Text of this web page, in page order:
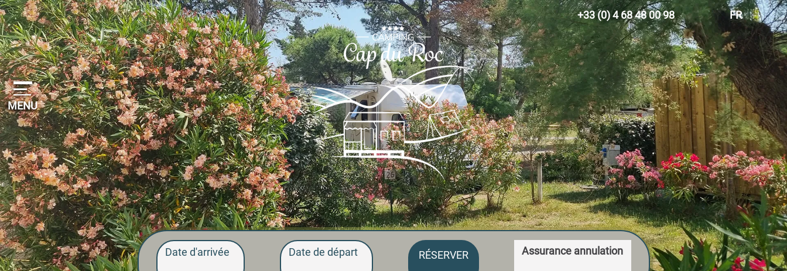
MENU
+33 (0) 4 68 48 00 98
FR
EN
ES
DE
NL
Date d'arrivée Date de départ Assurance annulation
Panneau de gestion des cookies